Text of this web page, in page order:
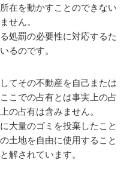
在を動かすことのできない
せん。
処罰の必要性に対応するた
るのです。
てその不動産を自己または
こでの占有とは事実上の占
の占有は含みません。
大量のゴミを投棄したこと
土地を自由に使用すること
解されています。